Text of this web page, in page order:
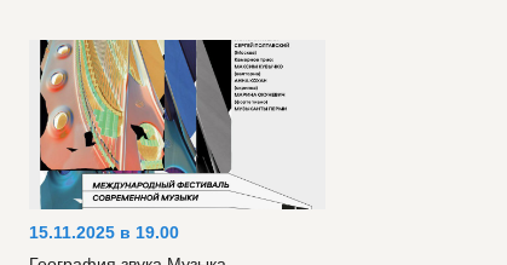
15.11.2025 в 19.00